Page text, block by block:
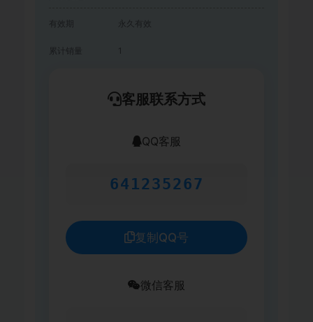
有效期 永久有效
累计销量 1
客服联系方式
QQ客服
641235267
复制QQ号
微信客服